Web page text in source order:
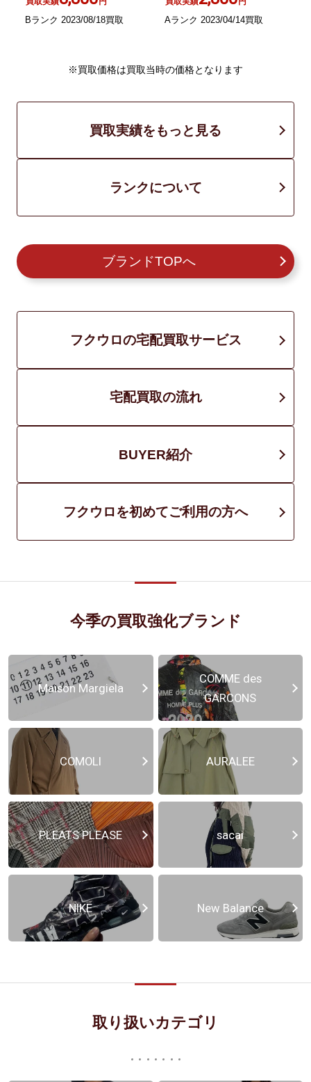
Bランク 2023/08/18買取 Aランク 2023/04/14買取
※買取価格は買取当時の価格となります
買取実績をもっと見る
ランクについて
ブランドTOPへ
フクウロの宅配買取サービス
宅配買取の流れ
BUYER紹介
フクウロを初めてご利用の方へ
今季の買取強化ブランド
Maison Margiela
COMME des
GARCONS
COMOLI AURALEE
PLEATS PLEASE sacai
NIKE New Balance
取り扱いカテゴリ